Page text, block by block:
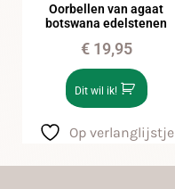
Oorbellen van agaat
botswana edelstenen
€19,95
Dit wil ik!
Op verlanglijstje